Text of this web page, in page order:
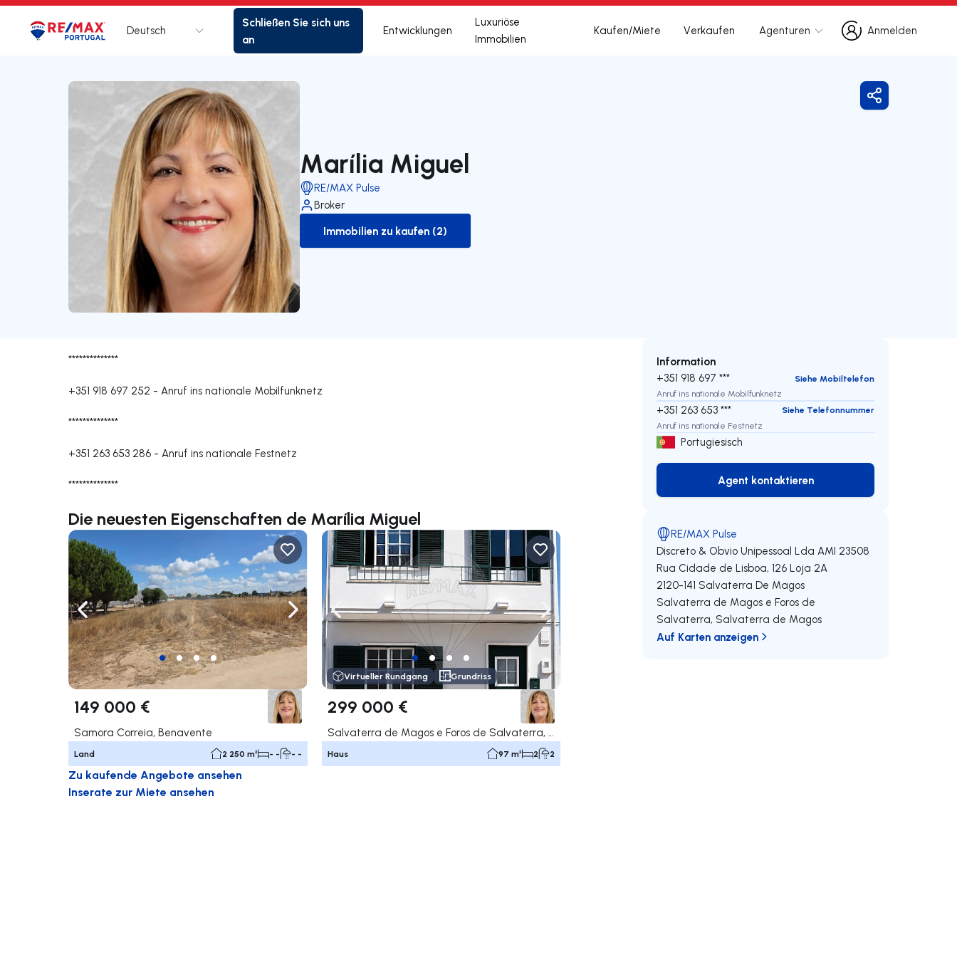
Logo Zur Startseite
Deutsch
Schließen Sie sich uns
an
Entwicklungen
Luxuriöse
Immobilien
Kaufen/Miete Verkaufen Agenturen
Anmelden
Anmelden
Marília Miguel
RE/MAX Pulse
Broker
to-buy-listing
Immobilien zu kaufen (2)
Freigeben
**************
+351 918 697 252 - Anruf ins nationale Mobilfunknetz
**************
+351 263 653 286 - Anruf ins nationale Festnetz
**************
Die neuesten Eigenschaften de Marília Miguel
Nach links navigieren Nach rechts navigieren
149 000 €
Samora Correia, Benavente
Land 2 250 m² - - - -
Nach links navigieren Nach rechts navigieren
Virtueller Rundgang Grundriss
299 000 €
Haus 97 m² 2 2
Zu kaufende Angebote ansehen
Inserate zur Miete ansehen
Information
+351 918 697 ***
Siehe Mobiltelefon
Anruf ins nationale Mobilfunknetz
+351 263 653 ***
Siehe Telefonnummer
Anruf ins nationale Festnetz
Portugiesisch
Agent kontaktieren
Agent kontaktieren
RE/MAX Pulse
Discreto & Obvio Unipessoal Lda AMI 23508
Rua Cidade de Lisboa, 126 Loja 2A
2120-141 Salvaterra De Magos
Salvaterra de Magos e Foros de
Salvaterra, Salvaterra de Magos
Auf Karten anzeigen